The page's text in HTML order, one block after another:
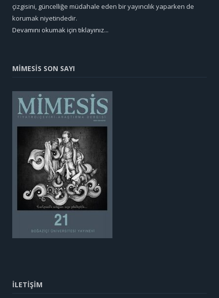
çizgisini, güncelliğe müdahale eden bir yayıncılık yaparken de
korumak niyetindedir.
Devamını okumak için tıklayınız...
MİMESİS SON SAYI
İLETİŞİM